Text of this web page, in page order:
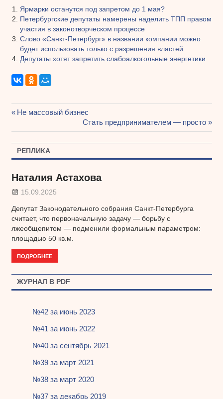
Ярмарки останутся под запретом до 1 мая?
Петербургские депутаты намерены наделить ТПП правом
участия в законотворческом процессе
Слово «Санкт-Петербург» в названии компании можно
будет использовать только с разрешения властей
Депутаты хотят запретить слабоалкогольные энергетики
записям
Предыдущая
Не массовый бизнес
Следующая
запись:
Стать предпринимателем — просто
РЕПЛИКА
Наталия Астахова
15.09.2025
Депутат Законодательного собрания Санкт-Петербурга
считает, что первоначальную задачу — борьбу с
лжеобщепитом — подменили формальным параметром:
площадью 50 кв.м.
ПОДРОБНЕЕ
ЖУРНАЛ В PDF
№42 за июнь 2023
№41 за июнь 2022
№40 за сентябрь 2021
№39 за март 2021
№38 за март 2020
№37 за декабрь 2019